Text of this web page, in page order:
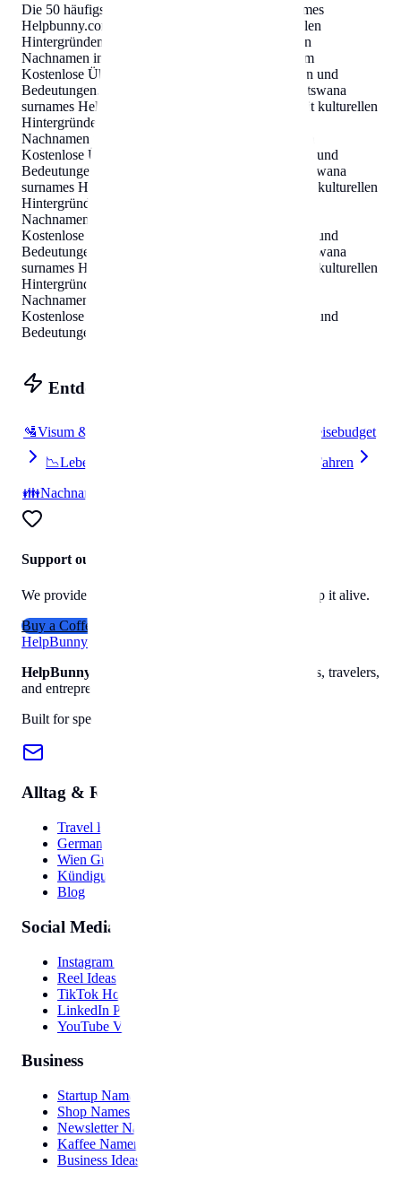
Die 50 häufigsten Nachnamen in
surnames
Helpbunny.com
Kostenlose Übersicht mit kulturellen
Hintergründen und Bedeutungen
Die 50 häufigsten
Nachnamen in
Helpbunny.com
Kostenlose Übersicht mit kulturellen Hintergründen und
Bedeutungen.
Botswana
surnames Helpbunny.com
Kostenlose Übersicht mit kulturellen
Hintergründen und Bedeutungen
Nachnamen in
Kostenlose Übersicht mit kulturellen Hintergründen und
Bedeutungen
Botswana
surnames Helpbunny.com
Kostenlose Übersicht mit kulturellen
Hintergründen und Bedeutungen
Nachnamen in
Kostenlose Übersicht mit kulturellen Hintergründen und
Bedeutungen
Botswana
surnames Helpbunny.com
Kostenlose Übersicht mit kulturellen
Hintergründen und Bedeutungen
Nachnamen in
Kostenlose Übersicht mit kulturellen Hintergründen und
Bedeutungen
Entdecken
🛂Visum & Einreise
Reisebudget
📉Lebenskosten
Parken & Fahren
👪Nachnamen
Support our work
We provide free travel data to everyone. Help us keep it alive.
Buy a Coffee
HelpBunny
HelpBunny
– The ultimate digital toolkit for creators, travelers,
and entrepreneurs.
Built for speed, privacy, and ease of use.
Alltag & Reise
Travel Hub
Germany Guide
Wien Guide
Kündigung
Blog
Social Media
Instagram Bio
Reel Ideas
TikTok Hooks
LinkedIn Post
YouTube Video
Business
Startup Names
Shop Names
Newsletter Names
Kaffee Namen
Business Ideas